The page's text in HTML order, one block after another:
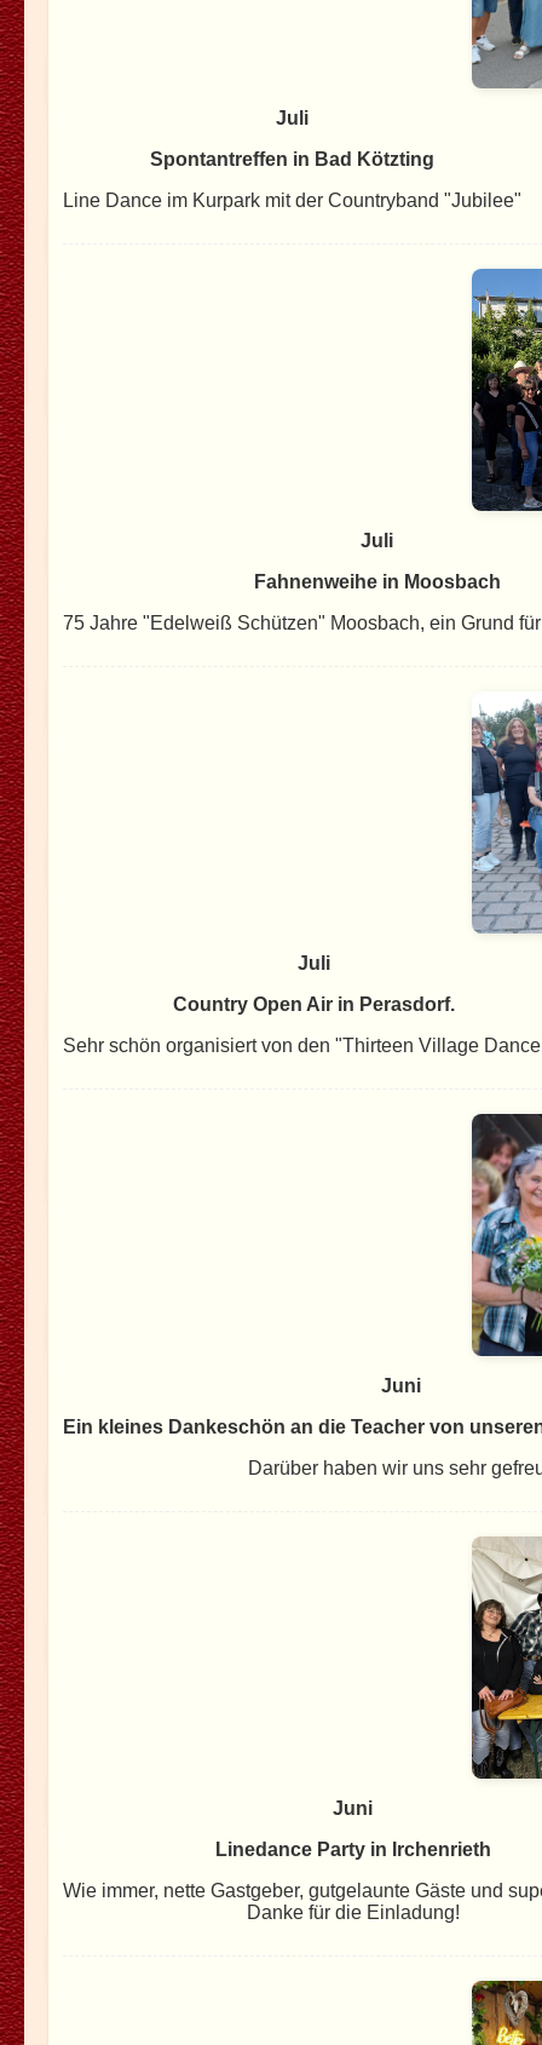
Juli
Spontantreffen in Bad Kötzting
Line Dance im Kurpark mit der Countryband "Jubilee"
Juli
Fahnenweihe in Moosbach
75 Jahre "Edelweiß Schützen" Moosbach, ein Grund
Juli
Country Open Air in Perasdorf.
Sehr schön organisiert von den "Thirteen Village
Juni
Ein kleines Dankeschön an die Teacher von
Darüber haben wir uns sehr
Juni
Linedance Party in Irchenrieth
Wie immer, nette Gastgeber, gutgelaunte Gäste und
Danke für die Einladung!